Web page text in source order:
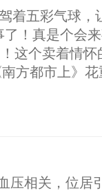
着五彩气球，
！真是个会
这个卖着情怀
方都市上》
压相关，位居